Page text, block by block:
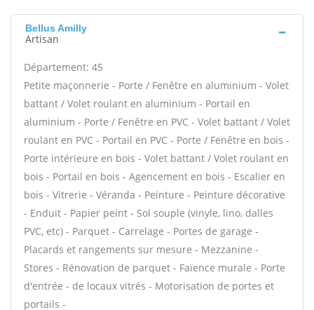
Bellus Amilly
Artisan
Département: 45
Petite maçonnerie - Porte / Fenêtre en aluminium - Volet
battant / Volet roulant en aluminium - Portail en
aluminium - Porte / Fenêtre en PVC - Volet battant / Volet
roulant en PVC - Portail en PVC - Porte / Fenêtre en bois -
Porte intérieure en bois - Volet battant / Volet roulant en
bois - Portail en bois - Agencement en bois - Escalier en
bois - Vitrerie - Véranda - Peinture - Peinture décorative
- Enduit - Papier peint - Sol souple (vinyle, lino, dalles
PVC, etc) - Parquet - Carrelage - Portes de garage -
Placards et rangements sur mesure - Mezzanine -
Stores - Rénovation de parquet - Faïence murale - Porte
d'entrée - de locaux vitrés - Motorisation de portes et
portails -